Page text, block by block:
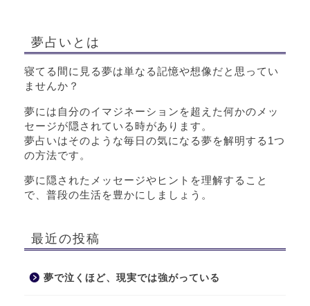
夢占いとは
寝てる間に見る夢は単なる記憶や想像だと思ってい
ませんか？
夢には自分のイマジネーションを超えた何かのメッ
セージが隠されている時があります。
夢占いはそのような毎日の気になる夢を解明する1つ
の方法です。
夢に隠されたメッセージやヒントを理解すること
で、普段の生活を豊かにしましょう。
最近の投稿
夢で泣くほど、現実では強がっている